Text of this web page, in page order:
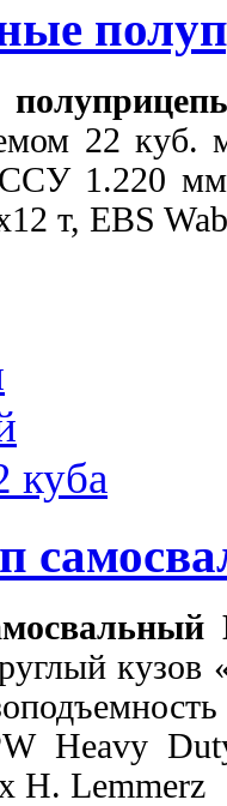
22 куб.
1.220
т, EBS
Heavy
H. Lemmerz